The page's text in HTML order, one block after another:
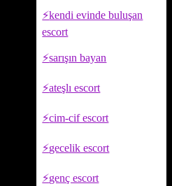
kendi evinde buluşan
escort
sarışın bayan
ateşlı escort
cim-cif escort
gecelik escort
genç escort